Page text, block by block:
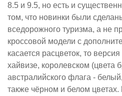
8.5 и 9.5, но есть и
том, что новинки были
вседорожного туризма, а не
кроссовой модели с
касается расцветок, то
хайвизе, королевском (цвета
австралийского флага -
также чёрном и белом